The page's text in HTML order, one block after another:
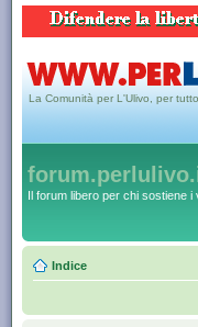
La Comunità per L'Ulivo, per
Il forum libero per chi sostiene i
Indice